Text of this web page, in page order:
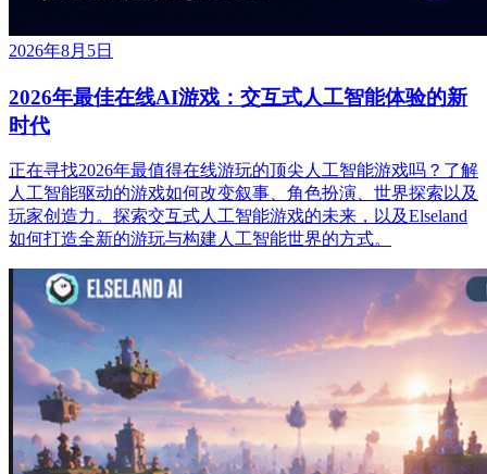
2026年8月5日
2026年最佳在线AI游戏：交互式人工智能体验的新
时代
正在寻找2026年最值得在线游玩的顶尖人工智能游戏吗？了解
人工智能驱动的游戏如何改变叙事、角色扮演、世界探索以及
玩家创造力。探索交互式人工智能游戏的未来，以及Elseland
如何打造全新的游玩与构建人工智能世界的方式。